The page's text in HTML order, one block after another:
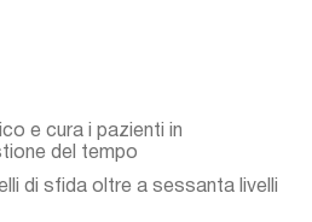
e cura i pazienti in
del tempo
di sfida oltre a sessanta livelli